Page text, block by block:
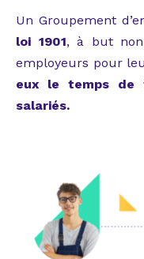
Un Groupement
loi 1901, à but
employeurs pour
eux le temps de
salariés.